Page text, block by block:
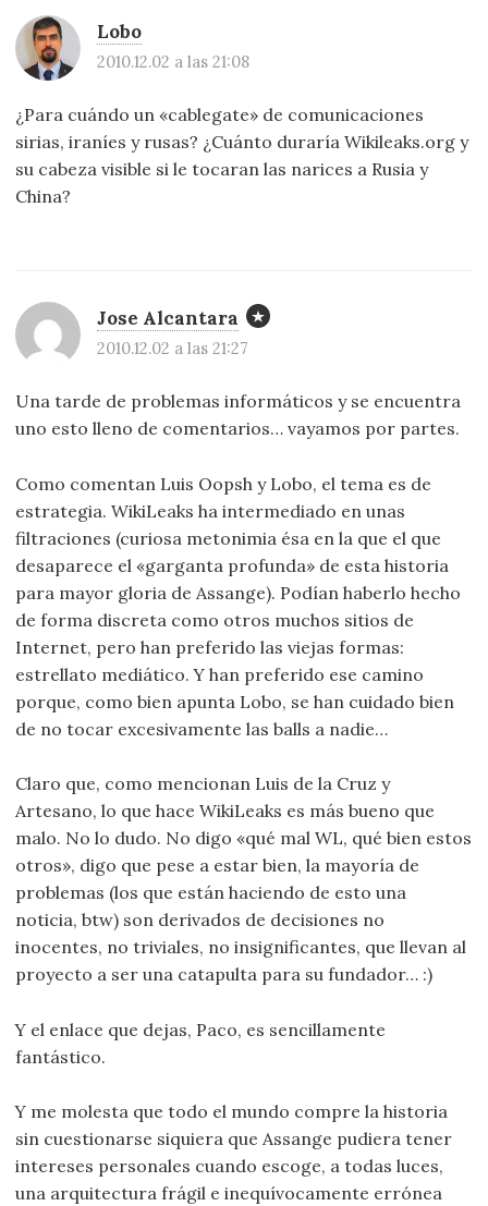
Lobo
2010.12.02 a las 21:08
¿Para cuándo un «cablegate» de comunicaciones
sirias, iraníes y rusas? ¿Cuánto duraría Wikileaks.org y
su cabeza visible si le tocaran las narices a Rusia y
China?
Jose Alcantara
2010.12.02 a las 21:27
Una tarde de problemas informáticos y se encuentra
uno esto lleno de comentarios… vayamos por partes.
Como comentan Luis Oopsh y Lobo, el tema es de
estrategia. WikiLeaks ha intermediado en unas
filtraciones (curiosa metonimia ésa en la que el que
desaparece el «garganta profunda» de esta historia
para mayor gloria de Assange). Podían haberlo hecho
de forma discreta como otros muchos sitios de
Internet, pero han preferido las viejas formas:
estrellato mediático. Y han preferido ese camino
porque, como bien apunta Lobo, se han cuidado bien
de no tocar excesivamente las balls a nadie…
Claro que, como mencionan Luis de la Cruz y
Artesano, lo que hace WikiLeaks es más bueno que
malo. No lo dudo. No digo «qué mal WL, qué bien estos
otros», digo que pese a estar bien, la mayoría de
problemas (los que están haciendo de esto una
noticia, btw) son derivados de decisiones no
inocentes, no triviales, no insignificantes, que llevan al
proyecto a ser una catapulta para su fundador… :)
Y el enlace que dejas, Paco, es sencillamente
fantástico.
Y me molesta que todo el mundo compre la historia
sin cuestionarse siquiera que Assange pudiera tener
intereses personales cuando escoge, a todas luces,
una arquitectura frágil e inequívocamente errónea